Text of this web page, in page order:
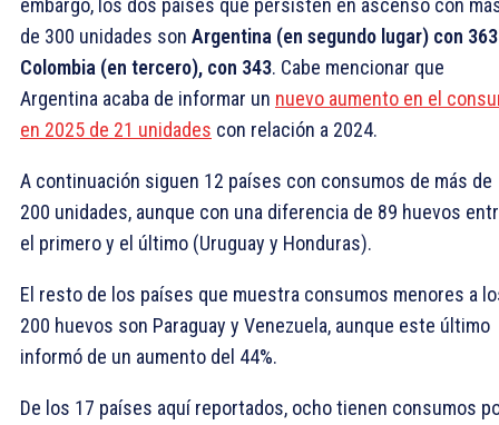
de 300 unidades son Argentina (en segundo lugar) con
Colombia (en tercero), con 343. Cabe mencionar que
Argentina acaba de informar un nuevo aumento en el
en 2025 de 21 unidades con relación a 2024.
A continuación siguen 12 países con consumos de más de
200 unidades, aunque con una diferencia de 89 huevos
el primero y el último (Uruguay y Honduras).
El resto de los países que muestra consumos menores a
200 huevos son Paraguay y Venezuela, aunque este último
informó de un aumento del 44%.
De los 17 países aquí reportados, ocho tienen consumos